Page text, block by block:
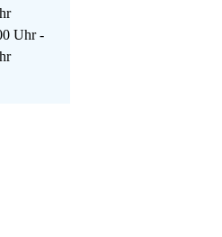
Uhr -